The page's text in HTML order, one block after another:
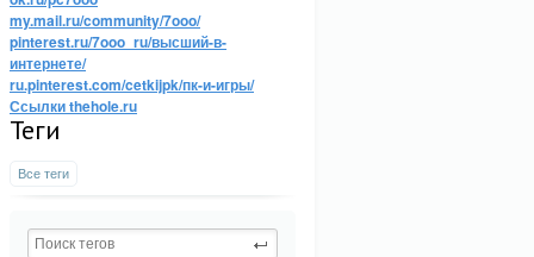
my.mail.ru/community/7ooo/
pinterest.ru/7ooo_ru/высший-в-
интернете/
ru.pinterest.com/cetkijpk/пк-и-игры/
Ссылки thehole.ru
Теги
Все теги